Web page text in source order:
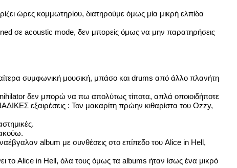
ώρες κομμωτηρίου, διατηρούμε όμως μία μικρή ελπίδα
σε acoustic mode, δεν μπορείς όμως να μην παρατηρήσεις
συμφωνική μουσική, μπάσο και drums από άλλο πλανήτη
δεν μπορώ να πω απολύτως τίποτα, απλά οποιοιδήποτε
εξαιρέσεις : Τον μακαρίτη πρώην κιθαρίστα του Ozzy,
album με συνθέσεις στο επίπεδο του Alice in Hell,
το Alice in Hell, όλα τους όμως τα albums ήταν ίσως ένα μικρό